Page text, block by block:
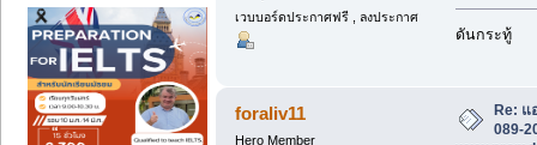
เวบบอร์ดประกาศฟรี , ลงประกาศ
ดันกระทู้
foraliv11
Hero Member
Re: แ
089-